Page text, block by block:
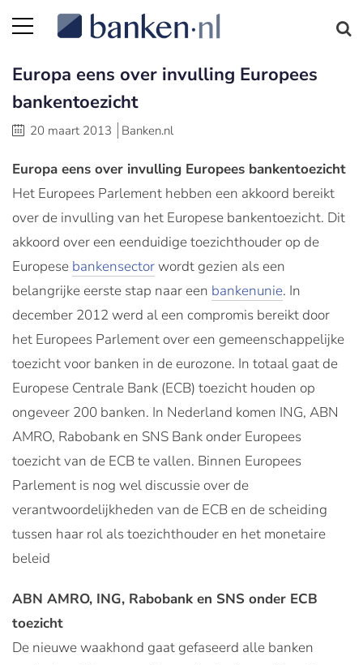
Europa eens over invulling Europees
bankentoezicht
20 maart 2013 Banken.nl
Europa eens over invulling Europees bankentoezicht
Het Europees Parlement hebben een akkoord bereikt
over de invulling van het Europese bankentoezicht. Dit
akkoord over een eenduidige toezichthouder op de
Europese bankensectorwordt gezien als een
belangrijke eerste stap naar een bankenunie. In
december 2012 werd al een compromis bereikt door
het Europees Parlement over een gemeenschappelijke
toezicht voor banken in de eurozone. In totaal gaat de
Europese Centrale Bank (ECB) toezicht houden op
ongeveer 200 banken. In Nederland komen ING, ABN
AMRO, Rabobank en SNS Bank onder Europees
toezicht van de ECB te vallen. Binnen Europees
Parlement is nog wel discussie over de
verantwoordelijkheden van de ECB en de scheiding
tussen haar rol als toezichthouder en het monetaire
beleid
ABN AMRO, ING, Rabobank en SNS onder ECB
toezicht
De nieuwe waakhond gaat gefaseerd alle banken